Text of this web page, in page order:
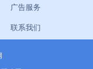
广告服务
联系我们